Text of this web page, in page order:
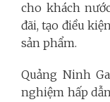
cho khách
đãi, tạo điều
sản phẩm.
Quảng Ninh
nghiệm hấp